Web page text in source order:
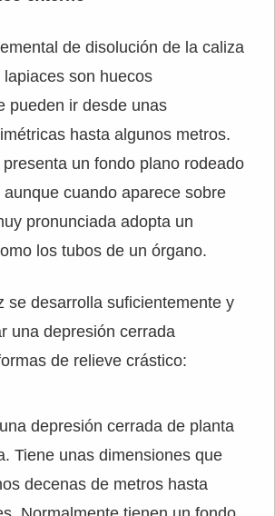
de disolución de la caliza
lapiaces son huecos
pueden ir desde unas
hasta algunos metros.
un fondo plano rodeado
cuando aparece sobre
pronunciada adopta un
los tubos de un órgano.
se desarrolla suficientemente y
una depresión cerrada
de relieve crástico:
depresión cerrada de planta
Tiene unas dimensiones que
decenas de metros hasta